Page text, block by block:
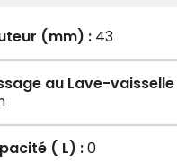
(mm) :43
au Lave-vaisselle
( L) :0